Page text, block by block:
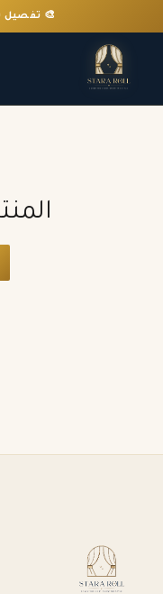
🎨 تفصيل